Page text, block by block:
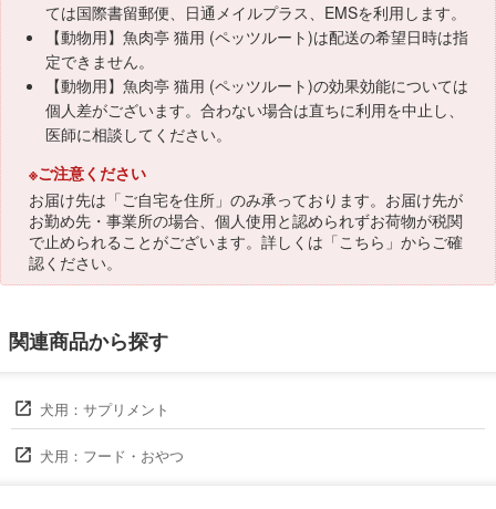
ては国際書留郵便、日通メイルプラス、EMSを利用します。
【動物用】魚肉亭 猫用 (ペッツルート)は配送の希望日時は指
定できません。
【動物用】魚肉亭 猫用 (ペッツルート)の効果効能については
個人差がございます。合わない場合は直ちに利用を中止し、
医師に相談してください。
※ご注意ください
お届け先は「ご自宅を住所」のみ承っております。お届け先が
お勤め先・事業所の場合、個人使用と認められずお荷物が税関
で止められることがございます。詳しくは「こちら 」からご確
認ください。
関連商品から探す
犬用：サプリメント
犬用：フード・おやつ